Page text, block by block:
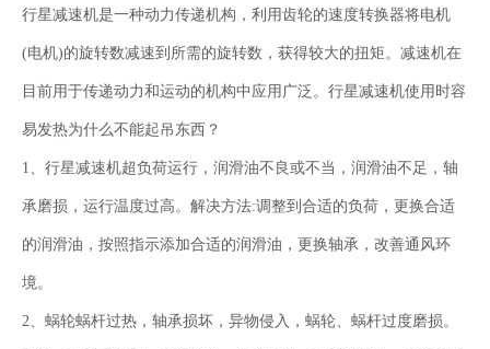
行星减速机是一种动力传递机构，利用齿轮的速度转换器将电机
(电机)的旋转数减速到所需的旋转数，获得较大的扭矩。减速机在
目前用于传递动力和运动的机构中应用广泛。行星减速机使用时容
易发热为什么不能起吊东西？
1、行星减速机超负荷运行，润滑油不良或不当，润滑油不足，轴
承磨损，运行温度过高。解决方法:调整到合适的负荷，更换合适
的润滑油，按照指示添加合适的润滑油，更换轴承，改善通风环
境。
2、蜗轮蜗杆过热，轴承损坏，异物侵入，蜗轮、蜗杆过度磨损。